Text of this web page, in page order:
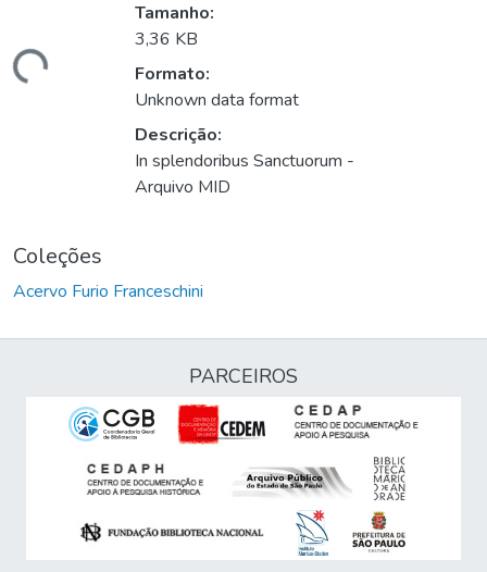
Tamanho:
3,36 KB
Formato:
Unknown data format
Descrição:
In splendoribus Sanctuorum -
Arquivo MID
Coleções
Acervo Furio Franceschini
PARCEIROS